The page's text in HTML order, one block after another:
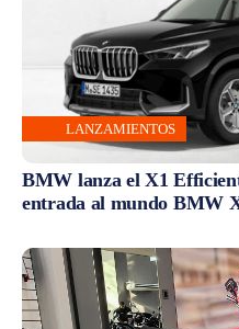
LANZAMIENTOS
BMW lanza el X1
entrada al mundo BMW